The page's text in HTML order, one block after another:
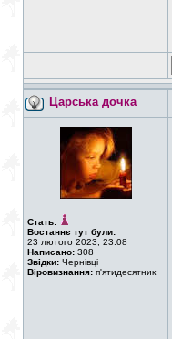
Царська дочка
Стать:
Востаннє тут були:
23 лютого 2023, 23:08
Написано: 308
Звідки: Чернівці
Віровизнання: п'ятидесятник